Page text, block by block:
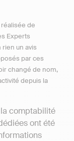
de
Experts
un avis
par ces
changé de nom,
depuis la
comptabilité
ont été